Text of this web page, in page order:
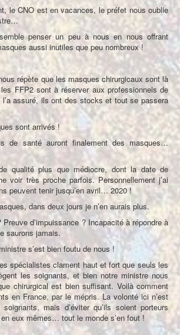
le CNO est en vacances, le préfet nous oublie
penser un peu à nous en nous offrant
aussi inutiles que peu nombreux !
répète que les masques chirurgicaux sont là
FFP2 sont à réserver aux professionnels de
assuré, ils ont des stocks et tout se passera
sont arrivés !
de santé auront finalement des masques…
qualité plus que médiocre, dont la date de
voir très proche parfois. Personnellement j’ai
peuvent tenir jusqu’en avril… 2020 !
dans deux jours je n’en aurais plus.
Preuve d’impuissance ? Incapacité à répondre à
saurons jamais.
s’est bien foutu de nous !
spécialistes clament haut et fort que seuls les
les soignants, et bien notre ministre nous
chirurgical est bien suffisant. Voilà comment
en France, par le mépris. La volonté ici n’est
mais d’éviter qu’ils soient porteurs
eux mêmes… tout le monde s’en fout !